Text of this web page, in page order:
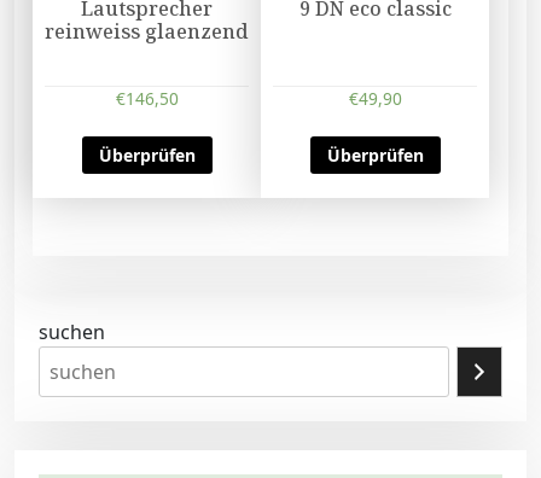
Lautsprecher
reinweiss glaenzend
€146,50
Überprüfen
9 DN eco classic
€49,90
Überprüfen
suchen